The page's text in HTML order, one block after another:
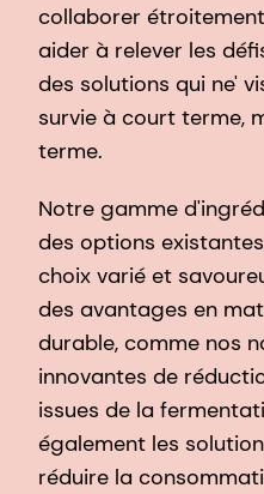
collaborer
aider à relever les
des solutions qui ne'
survie à court terme,
terme.
Notre gamme
des options
choix varié et
des avantages en
durable, comme nos
innovantes de
issues de la
également les
réduire la